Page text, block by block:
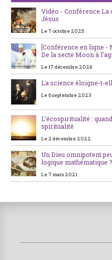
Vidéo - Conférence La
Jésus
Le 7 octobre 2025
[Conférence en ligne -
De la secte Moon à
Le 17 décembre 2024
La science éloigne-t-
Le 6 septembre 2023
L’écospiritualité :
spiritualité
Le 2 décembre 2022
Un Dieu omnipotent
logique mathématique ?
Le 7 mars 2021